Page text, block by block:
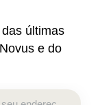
últimas
e do